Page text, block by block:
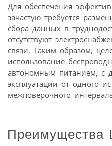
Для обеспечения
зачастую требуется
сбора данных в
отсутствуют
связи. Таким образом,
использование
автономным питанием, с
эксплуатации от одного
межповерочного
Преимущества